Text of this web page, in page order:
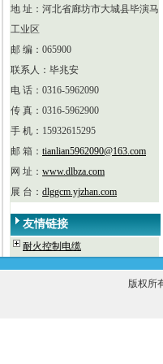
地 址：河北省廊坊市大城县毕演马
工业区
邮 编：065900
联系人：毕兆安
电 话：0316-5962090
传 真：0316-5962900
手 机：15932615295
邮 箱： tianlian5962090@163.com
网 址： www.dlbza.com
展 台： dlggcm.yjzhan.com
友情链接
耐火控制电缆
版权所